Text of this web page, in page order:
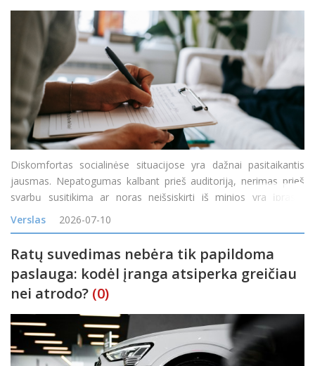
Diskomfortas socialinėse situacijose yra dažnai pasitaikantis
jausmas. Nepatogumas kalbant prieš auditoriją, nerimas prieš
svarbų susitikimą ar noras neišsiskirti iš minios yra įprasta
reakcija į tam tikras situacijas. Tačiau kai diskomfortas tampa
nuolatinis, o baimė &nd
Verslas 2026-07-10
Ratų suvedimas nebėra tik papildoma
paslauga: kodėl įranga atsiperka greičiau
nei atrodo? (0)